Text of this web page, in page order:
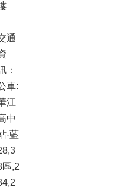
通
：
車:
江
中
-藍
區,2